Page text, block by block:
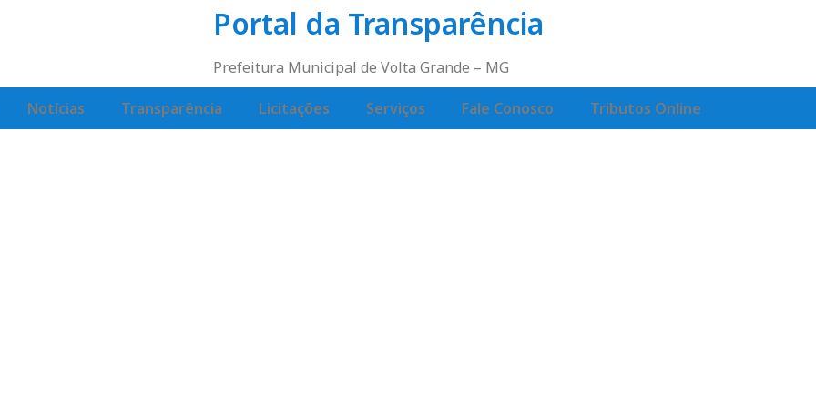
Portal da Transparência
Prefeitura Municipal de Volta Grande – MG
Notícias Transparência Licitações Serviços Fale Conosco Tributos Online